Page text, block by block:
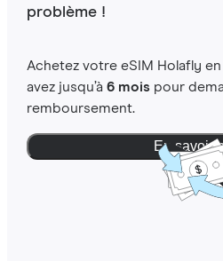
problème !
Achetez votre eSIM Holafly
avez jusqu’à 6 moispour
remboursement.
En savoir